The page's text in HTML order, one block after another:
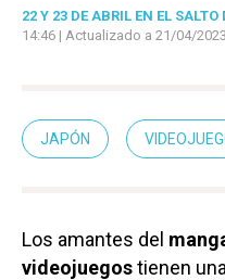
22 Y 23 DE ABRIL EN EL SALTO
14:46 | Actualizado a 21/04/
JAPÓN
Los amantes del
videojuegostienen